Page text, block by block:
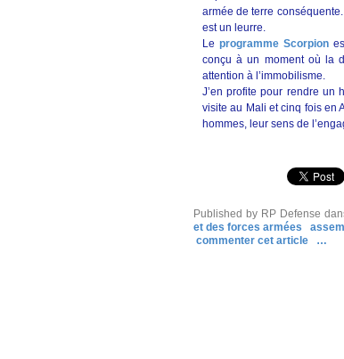
armée de terre
est un leurre.
Leprogramme Scorpion
conçu à un moment où la
attention à l’immobilisme.
J’en profite pour rendre un
visite au Mali et cinq fois en
hommes, leur sens de
Published by RP Defense
et des forces armées
commenter cet article
…